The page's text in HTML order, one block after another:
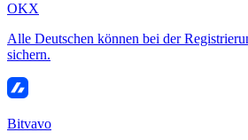
OKX
Alle Deutschen können bei der
sichern.
Bitvavo